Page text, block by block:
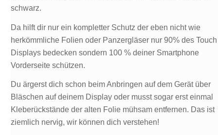
schwarz.
Da hilft dir nur ein kompletter Schutz der eben nicht wie
herkömmliche Folien oder Panzergläser nur 90% des Touch
Displays bedecken sondern 100 % deiner Smartphone
Vorderseite schützen.
Du ärgerst dich schon beim Anbringen auf dem Gerät über
Bläschen auf deinem Display oder musst sogar erst einmal
Kleberückstände der alten Folie mühsam entfernen. Das ist
ziemlich nervig, wir können dich verstehen!